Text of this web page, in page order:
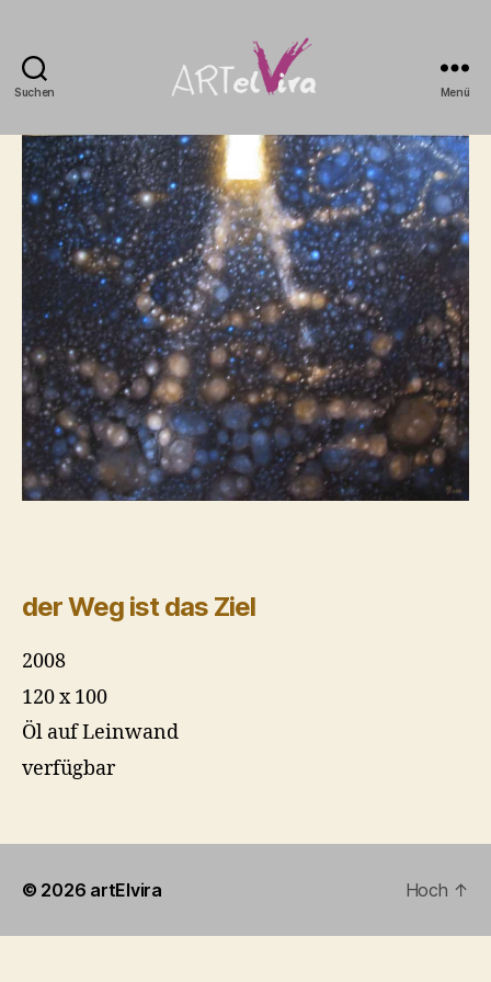
Suchen Menü
der Weg ist das Ziel
2008
120 x 100
Öl auf Leinwand
verfügbar
© 2026 artElvira Hoch ↑